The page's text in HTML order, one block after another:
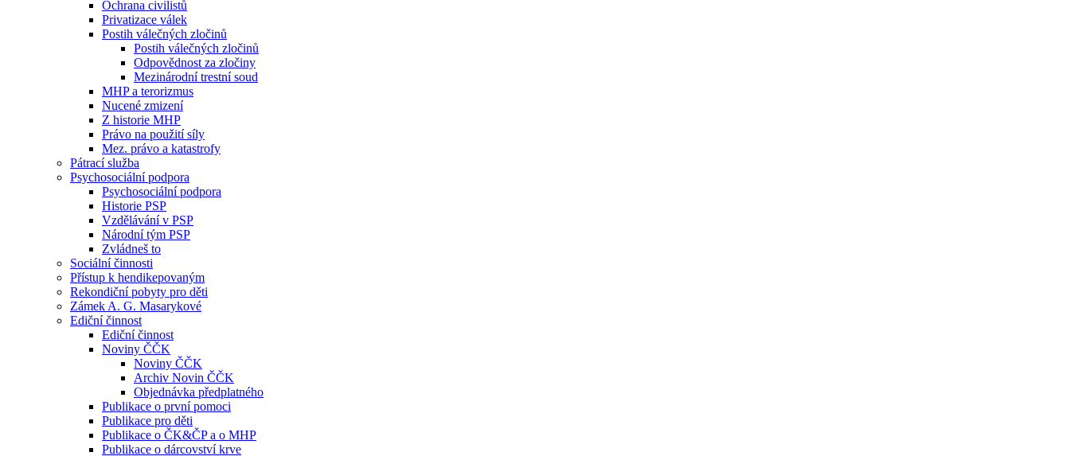
Ochrana civilistů
Privatizace válek
Postih válečných zločinů
Postih válečných zločinů
Odpovědnost za zločiny
Mezinárodní trestní soud
MHP a terorizmus
Nucené zmizení
Z historie MHP
Právo na použití síly
Mez. právo a katastrofy
Pátrací služba
Psychosociální podpora
Psychosociální podpora
Historie PSP
Vzdělávání v PSP
Národní tým PSP
Zvládneš to
Sociální činnosti
Přístup k hendikepovaným
Rekondiční pobyty pro děti
Zámek A. G. Masarykové
Ediční činnost
Ediční činnost
Noviny ČČK
Noviny ČČK
Archiv Novin ČČK
Objednávka předplatného
Publikace o první pomoci
Publikace pro děti
Publikace o ČK&ČP a o MHP
Publikace o dárcovství krve